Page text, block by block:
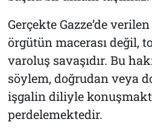
Gerçekte Gazze’de
örgütün macerası değil,
varoluş savaşıdır. Bu
söylem, doğrudan veya
işgalin diliyle
perdelemektedir.